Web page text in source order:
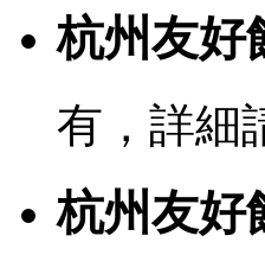
杭州友好
有，詳細
杭州友好